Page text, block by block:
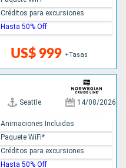
US$ 999 +Tasas
Créditos para excursiones
Hasta 50% Off
Seattle 14/08/2026
Animaciones Incluidas
Paquete WiFi*
Créditos para excursiones
Hasta 50% Off